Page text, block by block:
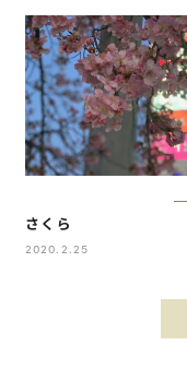
さくら
2020.2.25